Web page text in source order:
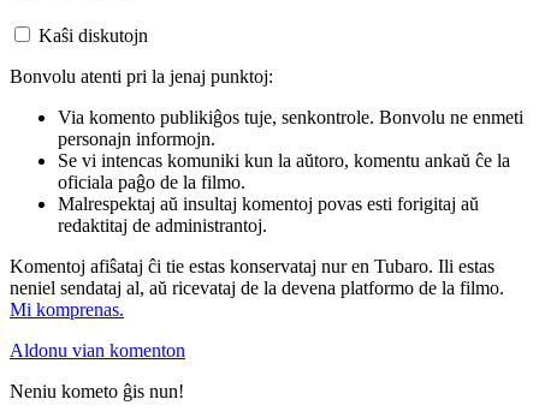
Kaŝi diskutojn
Bonvolu atenti pri la jenaj punktoj:
Via komento publikiĝos tuje, senkontrole. Bonvolu ne enmeti
personajn informojn.
Se vi intencas komuniki kun la aŭtoro, komentu ankaŭ ĉe la
oficiala paĝo de la filmo.
Malrespektaj aŭ insultaj komentoj povas esti forigitaj aŭ
redaktitaj de administrantoj.
Komentoj afiŝataj ĉi tie estas konservataj nur en Tubaro. Ili estas
neniel sendataj al, aŭ ricevataj de la devena platformo de la filmo.
Mi komprenas.
Aldonu vian komenton
Neniu kometo ĝis nun!